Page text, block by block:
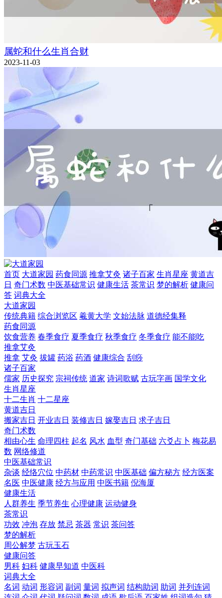
属蛇和什么生肖合财
2023-11-03
首页 大道家园 药食同源 推拿艾灸 诸子百家 生肖星座 黄道吉
日 奇门术数 中医基础常识 健康生活 茶常识 梦的解析 健康问
答 词典大全
大道家园
传统典籍 综合浏览区 羲黄大学 文始法脉 道德经集释
药食同源
饮食营养 春季食疗 夏季食疗 秋季食疗 冬季食疗 能不能吃
推拿艾灸
推拿 艾灸 拔罐 药浴 药酒 健康综合 刮痧
诸子百家
儒家 历史探究 宗祠传统 道家 诗词歌赋 古玩字画 国学文化
生肖星座
十二生肖 十二星座
黄道吉日
搬家吉日 开业吉日 装修吉日 嫁娶吉日 求子吉日
奇门术数
相由心生 命理四柱 起名 风水 血型 奇门基础 六爻占卜 梅花易
数 网络修道
中医基础常识
杂谈 经络穴位 中药材 中药常识 中医基础 偏方秘方 经方医案
名医 中医健康 经方与应用 中医书籍 倪海厦
健康生活
人群养生 季节养生 心理健康 运动健身
茶常识
功效 冲泡 存放 禁忌 茶器 常识 茶问答
梦的解析
周公解梦 古玩玉石
健康问答
男科 妇科 健康早知道 中医科
词典大全
名词 动词 形容词 副词 量词 拟声词 结构助词 助词 并列连词